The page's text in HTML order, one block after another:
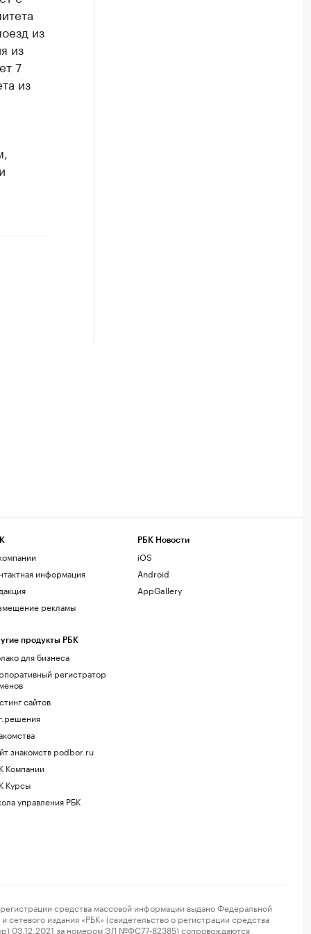
из
из
7
из
информация
рекламы
продукты РБК
для бизнеса
регистратор
сайтов
знакомств podbor.ru
Компании
Курсы
управления РБК
РБК Новости
iOS
Android
AppGallery
средства массовой информации выдано Федеральной
издания «РБК» (свидетельство о регистрации средства
03.12.2021 за номером ЭЛ №ФС77-82385) сопровождаются